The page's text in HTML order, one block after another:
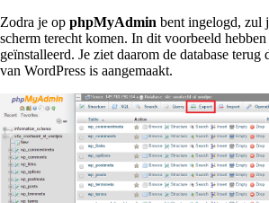
Zodra je op phpMyAdmin bent ingelogd, zul
scherm terecht komen. In dit voorbeeld
geïnstalleerd. Je ziet daarom de database terug
van WordPress is aangemaakt.